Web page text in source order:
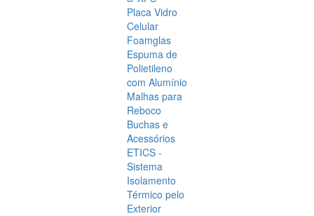
Placa Vidro
Celular
Foamglas
Espuma de
Polietileno
com Alumínio
Malhas para
Reboco
Buchas e
Acessórios
ETICS -
Sistema
Isolamento
Térmico pelo
Exterior